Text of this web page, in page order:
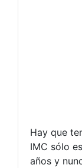
Hay que
IMC sólo
años y